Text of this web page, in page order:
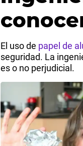
El uso de papel de
seguridad. La
es o no perjudicial.